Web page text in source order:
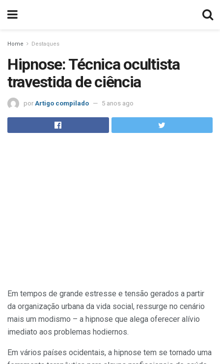
Home Destaques
Hipnose: Técnica ocultista
travestida de ciência
por Artigo compilado 5 anos ago
Em tempos de grande estresse e ten­são gerados a partir
da organização urbana da vida social, ressurge no cenário
mais um modismo – a hip­nose que alega oferecer alívio
imediato aos problemas hodiernos.
Em vários países ocidentais, a hipnose tem se tornado uma